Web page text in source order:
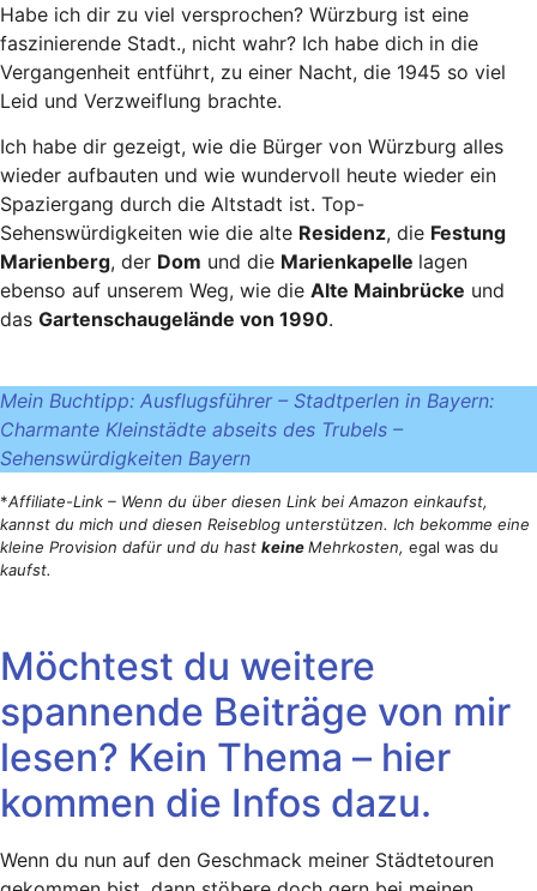
Habe ich dir zu viel versprochen? Würzburg ist eine
faszinierende Stadt., nicht wahr? Ich habe dich in die
Vergangenheit entführt, zu einer Nacht, die 1945 so viel
Leid und Verzweiflung brachte.
Ich habe dir gezeigt, wie die Bürger von Würzburg alles
wieder aufbauten und wie wundervoll heute wieder ein
Spaziergang durch die Altstadt ist. Top-
Sehenswürdigkeiten wie die alte Residenz, die Festung
Marienberg, der Dom und die Marienkapelle lagen
ebenso auf unserem Weg, wie die Alte Mainbrücke und
das Gartenschaugelände von 1990.
Mein Buchtipp: Ausflugsführer – Stadtperlen in Bayern:
Charmante Kleinstädte abseits des Trubels –
Sehenswürdigkeiten Bayern
*Affiliate-Link – Wenn du über diesen Link bei Amazon einkaufst,
kannst du mich und diesen Reiseblog unterstützen. Ich bekomme eine
kleine Provision dafür und du hast keineMehrkosten, egal was du
kaufst.
Möchtest du weitere
spannende Beiträge von mir
lesen? Kein Thema – hier
kommen die Infos dazu.
Wenn du nun auf den Geschmack meiner Städtetouren